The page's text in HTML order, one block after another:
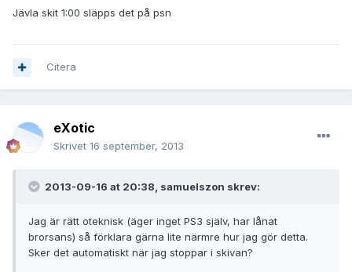
Jävla skit 1:00 släpps det på psn
Citera
eXotic
Skrivet 16 september, 2013
2013-09-16 at 20:38, samuelszon skrev:
Jag är rätt oteknisk (äger inget PS3 själv, har lånat
brorsans) så förklara gärna lite närmre hur jag gör detta.
Sker det automatiskt när jag stoppar i skivan?